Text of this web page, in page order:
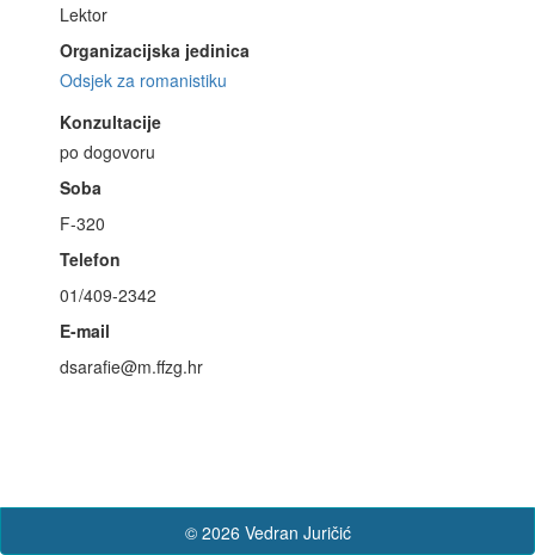
Lektor
Organizacijska jedinica
Odsjek za romanistiku
Konzultacije
po dogovoru
Soba
F-320
Telefon
01/409-2342
E-mail
dsarafie@m.ffzg.hr
© 2026 Vedran Juričić